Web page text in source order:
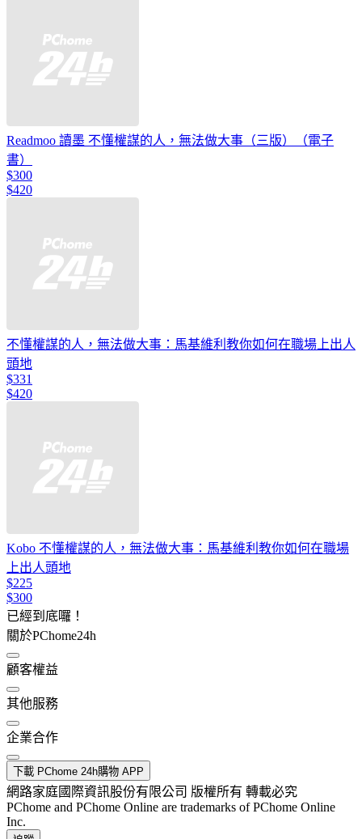
Readmoo 讀墨 不懂權謀的人，無法做大事（三版）（電子
書）
$300
$420
不懂權謀的人，無法做大事：馬基維利教你如何在職場上出人
頭地
$331
$420
Kobo 不懂權謀的人，無法做大事：馬基維利教你如何在職場
上出人頭地
$225
$300
已經到底囉！
關於PChome24h
顧客權益
其他服務
企業合作
下載 PChome 24h購物 APP
網路家庭國際資訊股份有限公司 版權所有 轉載必究
PChome and PChome Online are trademarks of PChome Online
Inc.